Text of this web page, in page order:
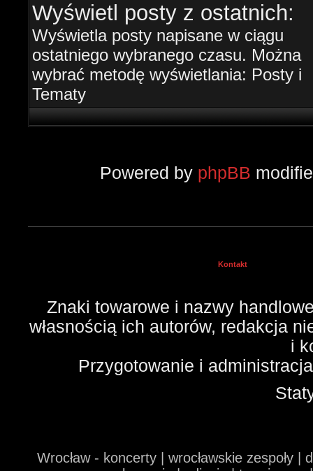
Wyświetl posty z ostatnich:
Wyświetla posty napisane w ciągu
ostatniego wybranego czasu. Można
wybrać metodę wyświetlania: Posty i
Tematy
Powered by phpBB
Kontakt
Znaki towarowe i nazwy
własnością ich autorów, redakcja
i
Przygotowanie i
Wrocław - koncerty | wrocławskie zespoły